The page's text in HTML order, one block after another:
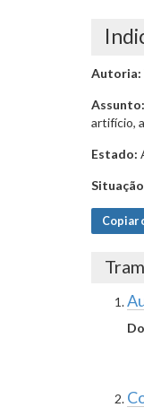
Autoria:
Assunto:
artifício,
Estado:
Copiar